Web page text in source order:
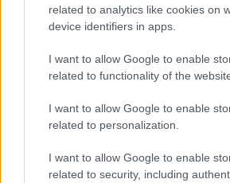
related to analytics like cookies on
device identifiers in apps.
I want to allow Google to enable
related to functionality of the
I want to allow Google to enable
related to personalization.
I want to allow Google to enable
related to security, including